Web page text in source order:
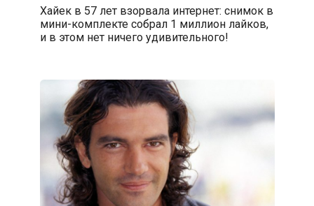
Хайек в 57 лет взорвала интернет: снимок в
мини-комплекте собрал 1 миллион лайков,
и в этом нет ничего удивительного!